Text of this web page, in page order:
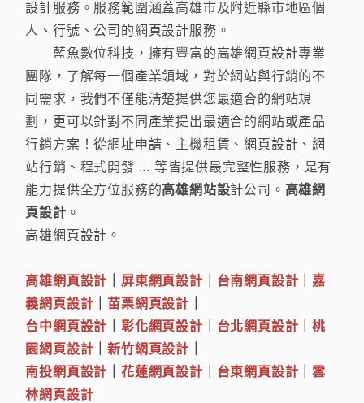
設計服務。服務範圍涵蓋高雄市及附近縣市地區個
人、行號、公司的網頁設計服務。
藍魚數位科技，擁有豐富的高雄網頁設計專業
團隊，了解每一個產業領域，對於網站與行銷的不
同需求，我們不僅能清楚提供您最適合的網站規
劃，更可以針對不同產業提出最適合的網站或產品
行銷方案！從網址申請、主機租賃、網頁設計、網
站行銷、程式開發 ... 等皆提供最完整性服務，是有
能力提供全方位服務的高雄網站設計公司。 高雄網
頁設計 。
高雄網頁設計。
高雄網頁設計 屏東網頁設計 台南網頁設計
嘉
義網頁設計
苗栗網頁設計
台中網頁設計
彰化網頁設計 台北網頁設計 ｜桃
園網頁設計 ｜新竹網頁設計
南投網頁設計
花蓮網頁設計 台東網頁設計 ｜雲
林網頁設計